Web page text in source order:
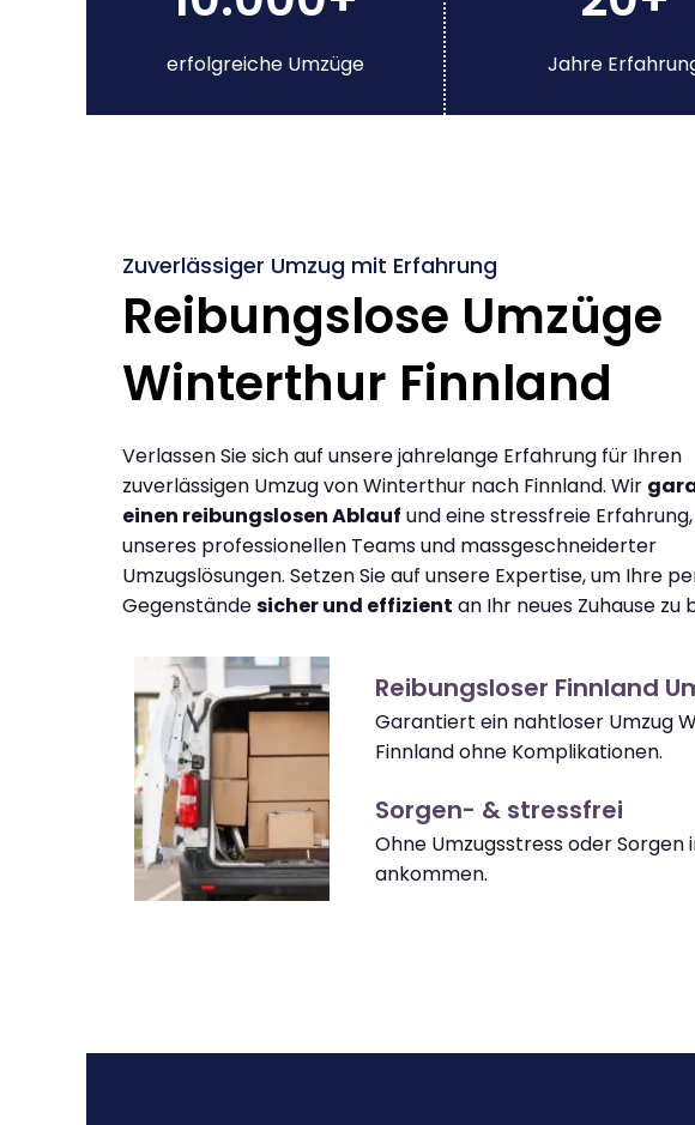
erfolgreiche Umzüge Jahre
Zuverlässiger Umzug mit Erfahrung
Reibungslose Umzüge
Winterthur Finnland
Verlassen Sie sich auf unsere jahrelange Erfahrung für Ihren
zuverlässigen Umzug von Winterthur nach Finnland. Wir
einen reibungslosen Ablauf und eine stressfreie
unseres professionellen Teams und massgeschneiderter
Umzugslösungen. Setzen Sie auf unsere Expertise, um Ihre
Gegenständesicher und effizient an Ihr neues Zuhause zu
Reibungsloser Finnland
Garantiert ein nahtloser Umzug
Finnland ohne Komplikationen.
Sorgen- & stressfrei
Ohne Umzugsstress oder Sorgen
ankommen.